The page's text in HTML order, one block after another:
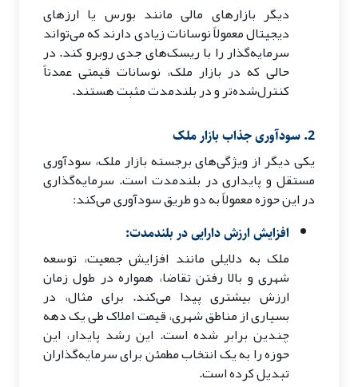
دیگر بازارهای مالی مانند بورس یا ارزهای
دیجیتال معمولاً نوسانات زیادی دارند که می‌تواند
سرمایه‌گذار را با ریسک‌های جدی روبرو کند. در
حالی که در بازار ملک، نوسانات قیمتی عمدتاً
کنترل‌شده‌تر و در بلندمدت مثبت هستند.
2. سودآوری جذاب بازار ملک
یکی دیگر از ویژگی‌های برجسته بازار ملک، سودآوری
مستقل و پایداری در بلندمدت است. سرمایه‌گذاری
در این حوزه معمولاً به دو طریق سودآوری می‌کند:
افزایش ارزش دارایی در بلندمدت:
ملک به دلایلی مانند افزایش جمعیت، توسعه
شهری و بالا رفتن تقاضا، همواره در طول زمان
ارزش بیشتری پیدا می‌کند. برای مثال، در
بسیاری از مناطق شهری، قیمت املاک طی یک دهه
چندین برابر شده است. این رشد پایدار، این
حوزه را به یک انتخاب مطمئن برای سرمایه‌گذاران
تبدیل کرده است.